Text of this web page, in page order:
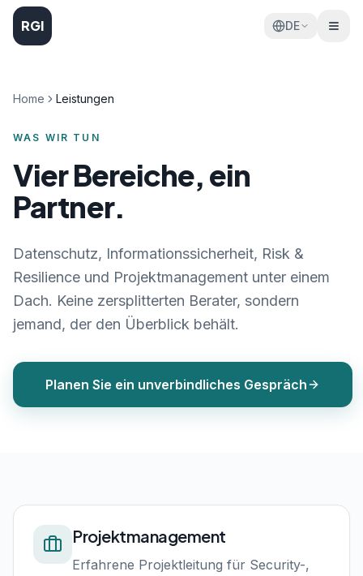
RGI DE
Home Leistungen
WAS WIR TUN
Vier Bereiche, ein
Partner.
Datenschutz, Informationssicherheit, Risk &
Resilience und Projektmanagement unter einem
Dach. Keine zersplitterten Berater, sondern
jemand, der den Überblick behält.
Planen Sie ein unverbindliches Gespräch
Projektmanagement
Erfahrene Projektleitung für Security-,